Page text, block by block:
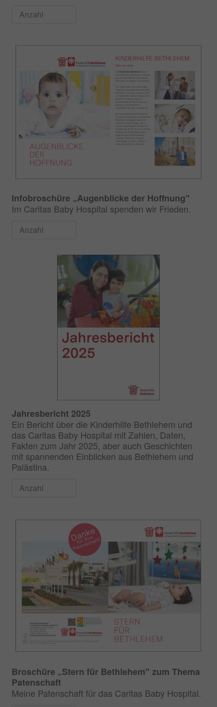
Infobroschüre „Augenblicke der Hoffnung"
Im Caritas Baby Hospital spenden wir Frieden.
Jahresbericht 2025
Ein Bericht über die Kinderhilfe Bethlehem und
das Caritas Baby Hospital mit Zahlen, Daten,
Fakten zum Jahr 2025, aber auch Geschichten
mit spannenden Einblicken aus Bethlehem und
Palästina.
Broschüre „Stern für Bethlehem" zum Thema
Patenschaft
Meine Patenschaft für das Caritas Baby Hospital.